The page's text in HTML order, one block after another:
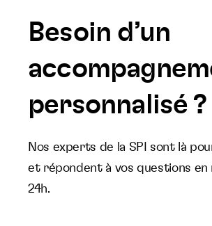
Besoin d’un
personnalisé ?
Nos experts de la SPI sont là
et répondent à vos questions en
24h.